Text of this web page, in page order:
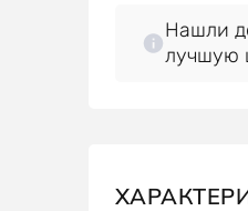
Нашли
лучшую